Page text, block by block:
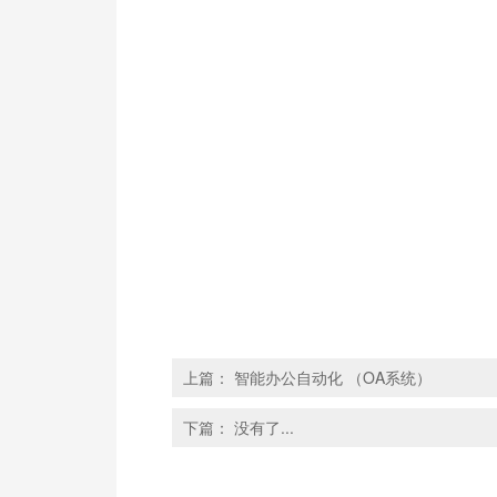
上篇： 智能办公自动化 （OA系统）
下篇： 没有了...